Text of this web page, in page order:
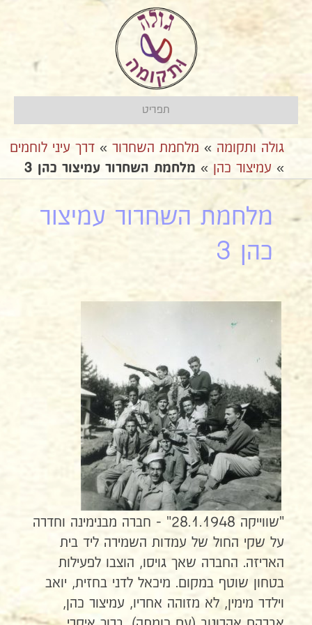
תפריט
גולה ותקומה » מלחמת השחרור » דרך עיני לוחמים
» עמיצור כהן » מלחמת השחרור עמיצור כהן 3
מלחמת השחרור עמיצור
כהן 3
"שווייקה 28.1.1948" - חברה מבנימינה וחדרה
על שקי החול של עמדות השמירה ליד בית
האריזה. החברה שאך גויסו, הוצבו לפעילות
בטחון שוטף במקום. מיכאל לדני בחזית, יואב
וילדר מימין, לא מזוהה אחריו, עמיצור כהן,